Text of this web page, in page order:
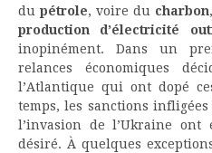
du pétrole, voire du charbon
production d’électricité
inopinément. Dans un
relances économiques
l’Atlantique qui ont dopé
temps, les sanctions
l’invasion de l’Ukraine
désiré. À quelques